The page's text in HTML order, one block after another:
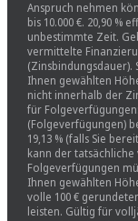
Anspruch nehmen
bis 10.000 €. 20,90 %
unbestimmte Zeit.
vermittelte
Ihnen gewählten
nicht innerhalb der
für
(Folgeverfügungen)
19,13 % (falls Sie
kann der
Folgeverfügungen
Ihnen gewählten
volle 100 €
leisten. Gültig für